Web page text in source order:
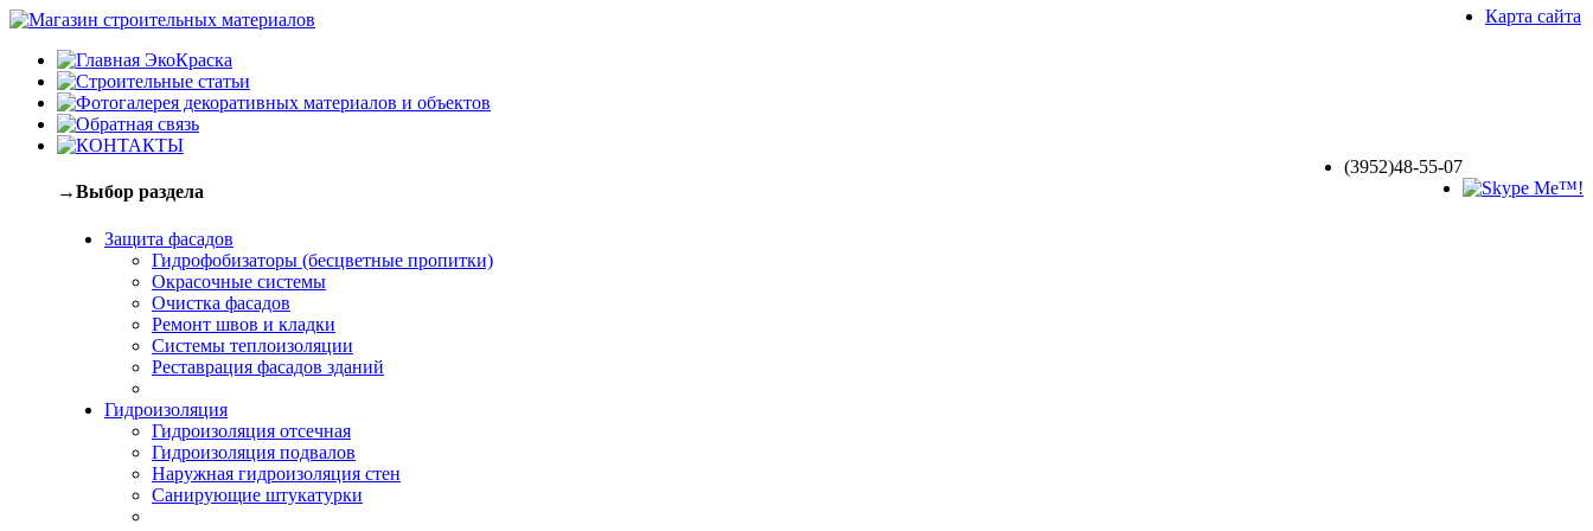
(3952)48-55-07
Карта сайта
→Выбор раздела
Защита фасадов
Гидрофобизаторы (бесцветные пропитки)
Окрасочные системы
Очистка фасадов
Ремонт швов и кладки
Системы теплоизоляции
Реставрация фасадов зданий
Гидроизоляция
Гидроизоляция отсечная
Гидроизоляция подвалов
Наружная гидроизоляция стен
Санирующие штукатурки